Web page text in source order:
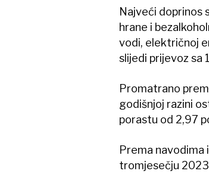
Najveći doprinos
hrane i
vodi, električnoj
slijedi prijevoz sa
Promatrano
godišnjoj razini
porastu od 2,97
Prema navodima
tromjesečju